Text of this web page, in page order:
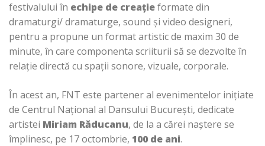
festivalului în echipe de creațieformate din
dramaturgi/ dramaturge, sound și video designeri,
pentru a propune un format artistic de maxim 30 de
minute, în care componenta scriiturii să se dezvolte în
relație directă cu spații sonore, vizuale, corporale.
În acest an, FNT este partener al evenimentelor inițiate
de Centrul Național al Dansului București, dedicate
artistei Miriam Răducanu, de la a cărei naștere se
împlinesc, pe 17 octombrie, 100 de ani.